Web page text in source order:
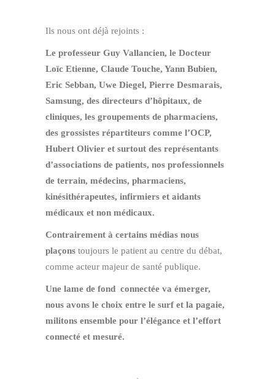
Ils nous ont déjà rejoints :
Le professeur Guy Vallancien, le Docteur
Loïc Etienne, Claude Touche, Yann Bubien,
Eric Sebban, Uwe Diegel, Pierre Desmarais,
Samsung, des directeurs d’hôpitaux, de
cliniques, les groupements de pharmaciens,
des grossistes répartiteurs comme l’OCP,
Hubert Olivier et surtout des représentants
d’associations de patients, nos professionnels
de terrain, médecins, pharmaciens,
kinésithérapeutes, infirmiers et aidants
médicaux et non médicaux.
Contrairement à certains médias nous
plaçons toujours le patient au centre du débat,
comme acteur majeur de santé publique.
Une lame de fond connectée va émerger,
nous avons le choix entre le surf et la pagaie,
militons ensemble pour l’élégance et l’effort
connecté et mesuré.